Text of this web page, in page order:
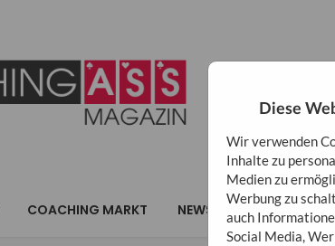
COACHING MARKT NEWS MARKETING
Diese
Wir verwenden
Inhalte zu
Medien zu
Werbung zu
auch
Social Media,